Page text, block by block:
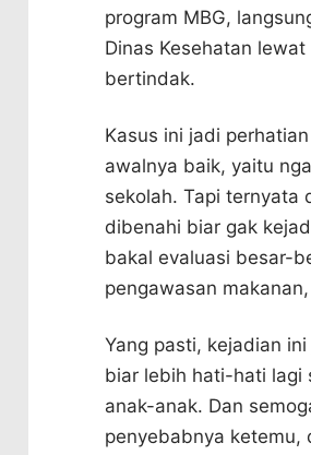
program MBG,
Dinas Kesehatan
bertindak.
Kasus ini jadi
awalnya baik, yaitu
sekolah. Tapi ternyata
dibenahi biar gak
bakal evaluasi besar-
pengawasan
Yang pasti, kejadian
biar lebih hati-hati lagi
anak-anak. Dan
penyebabnya ketemu,